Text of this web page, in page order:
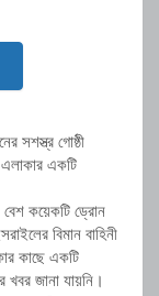
সশস্ত্র গোষ্ঠী
একটি
বেশ কয়েকটি ড্রোন
বিমান বাহিনী
কাছে একটি
খবর জানা যায়নি।